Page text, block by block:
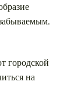
городской
на